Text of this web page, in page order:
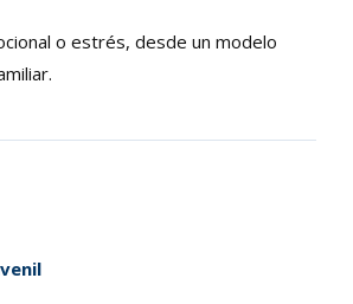
o estrés, desde un modelo